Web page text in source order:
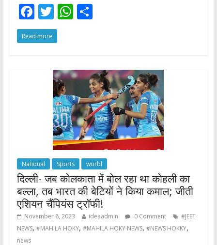
F
ac
e
T
w
itt
W
A
p
S
Read more
National Sports world
दिल्ली- जब कोलकाता में बोल रहा था कोहली का
बल्ला, तब भारत की बेटियों ने किया कमाल; जीती
एशियन चैंपियंस ट्रॉफी!
November 6, 2023 ideaadmin 0 Comment
#JEET
NEWS, #MAHILA HOKY, #MAHILA HOKY NEWS, #NEWS HOKKY,
news